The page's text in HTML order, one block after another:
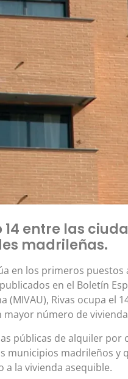
entre las
madrileñas.
en los primeros
en el Boletín
(MIVAU), Rivas ocupa el
mayor número de
públicas de alquiler por
municipios madrileños
la vivienda asequible.